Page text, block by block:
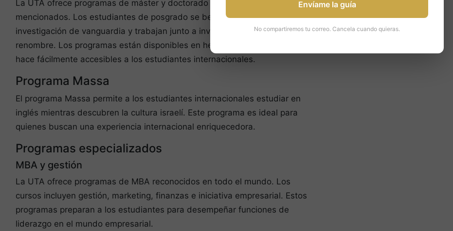
La UTA ofrece programas de máster y doctorado en todos los campos
mencionados. Los estudiantes de posgrado se benefician de recursos de
investigación de vanguardia y trabajan junto a investigadores de
renombre. Los programas están disponibles en hebreo e inglés, lo que los
hace fácilmente accesibles a los estudiantes internacionales.
Programa Massa
El programa Massa permite a los estudiantes internacionales estudiar en
inglés mientras descubren la cultura israelí. Este programa es ideal para
quienes buscan una experiencia internacional enriquecedora.
Programas especializados
MBA y gestión
La UTA ofrece programas de MBA reconocidos en todo el mundo. Los
cursos incluyen gestión, marketing, finanzas e iniciativa empresarial. Estos
programas preparan a los estudiantes para desempeñar funciones de
liderazgo en el mundo empresarial.
Envíame la guía
No compartiremos tu correo. Cancela cuando quieras.